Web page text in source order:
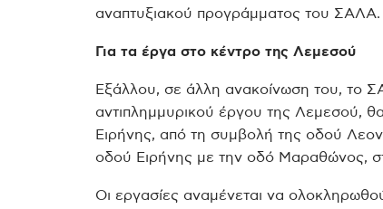
αναπτυξιακού προγράμματος του ΣΑΛΑ.
Για τα έργα στο κέντρο της Λεμεσού
Εξάλλου, σε άλλη ανακοίνωση του, το
αντιπλημμυρικού έργου της Λεμεσού,
Ειρήνης, από τη συμβολή της οδού
οδού Ειρήνης με την οδό Μαραθώνος,
Οι εργασίες αναμένεται να